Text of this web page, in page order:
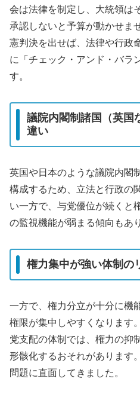
会は法律を制定し、大統領は
承認しないと予算が動かせま
憲判決を出せば、法律や行政
に「チェック・アンド・バラ
す。
議院内閣制諸国（英国
違い
英国や日本のような議院内閣
構成するため、立法と行政の
い一方で、与党優位が続くと
の監視機能が弱まる傾向もあ
権力集中が強い体制の
一方で、権力分立が十分に機
権限が集中しやすくなります
党支配の体制では、権力の抑
形骸化するおそれがあります
問題に直面してきました。